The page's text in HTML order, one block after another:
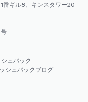
番ギル8、キンスタワー20
ュバック
シュバック ブログ